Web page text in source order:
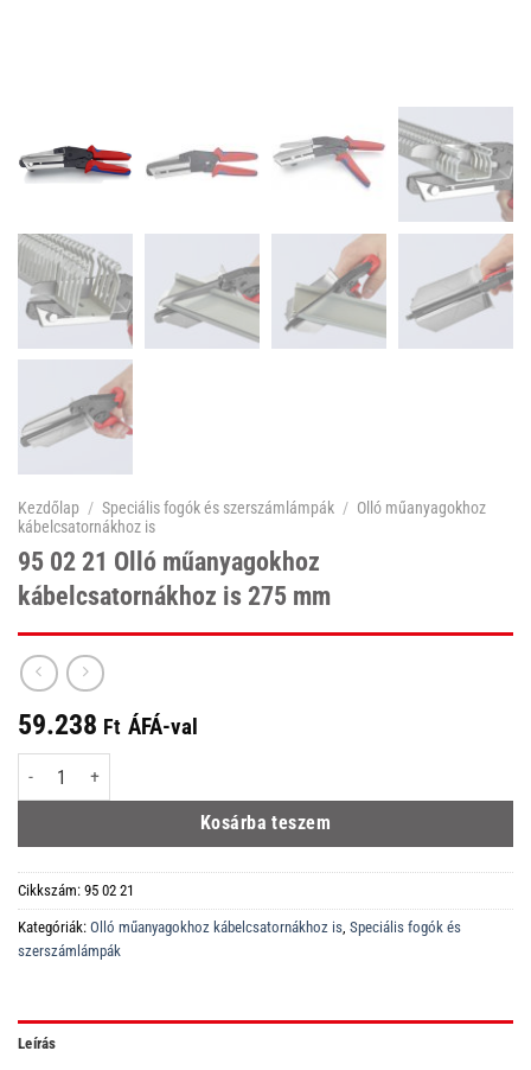
Kezdőlap / Speciális fogók és szerszámlámpák / Olló műanyagokhoz
kábelcsatornákhoz is
95 02 21 Olló műanyagokhoz
kábelcsatornákhoz is 275 mm
59.238 Ft ÁFÁ-val
95 02 21 Olló műanyagokhoz kábelcsatornákhoz is 275 mm mennyiség
Kosárba teszem
Cikkszám: 95 02 21
Kategóriák: Olló műanyagokhoz kábelcsatornákhoz is, Speciális fogók és
szerszámlámpák
Leírás